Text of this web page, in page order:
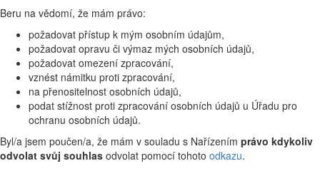
Beru na vědomí, že mám právo:
požadovat přístup k mým osobním údajům,
požadovat opravu či výmaz mých osobních údajů,
požadovat omezení zpracování,
vznést námitku proti zpracování,
na přenositelnost osobních údajů,
podat stížnost proti zpracování osobních údajů u Úřadu pro
ochranu osobních údajů.
Byl/a jsem poučen/a, že mám v souladu s Nařízením právo kdykoliv
odvolat svůj souhlas odvolat pomocí tohoto odkazu.